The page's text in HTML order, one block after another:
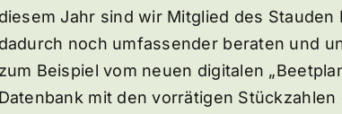
diesem Jahr sind wir Mitglied des Stauden
dadurch noch umfassender beraten und
zum Beispiel vom neuen digitalen
Datenbank mit den vorrätigen